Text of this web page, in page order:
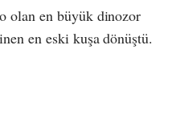
olan en büyük dinozor
en eski kuşa dönüştü.